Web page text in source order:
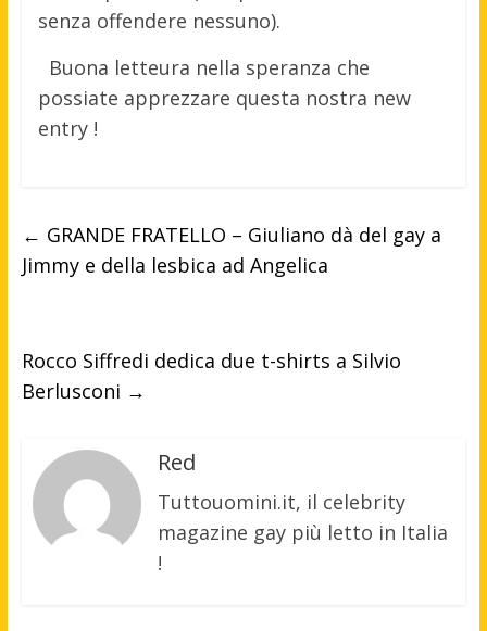
senza offendere nessuno).
Buona letteura nella speranza che
possiate apprezzare questa nostra new
entry !
← GRANDE FRATELLO – Giuliano dà del gay a
Jimmy e della lesbica ad Angelica
Rocco Siffredi dedica due t-shirts a Silvio
Berlusconi →
Red
Tuttouomini.it, il celebrity
magazine gay più letto in Italia
!